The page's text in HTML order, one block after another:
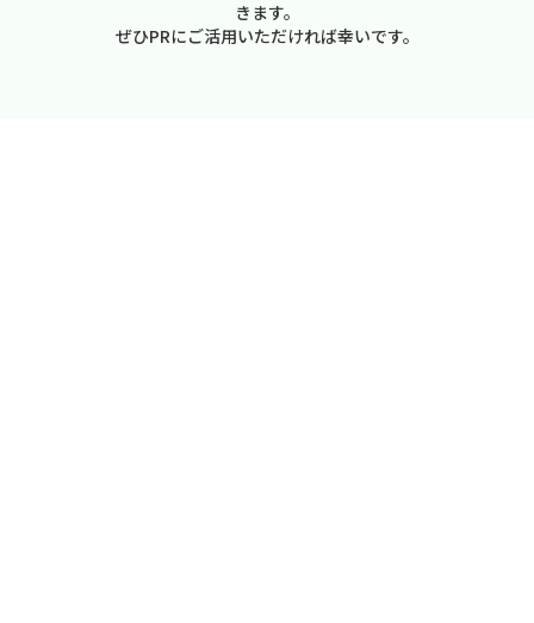
きます。
ぜひPRにご活用いただければ幸いです。